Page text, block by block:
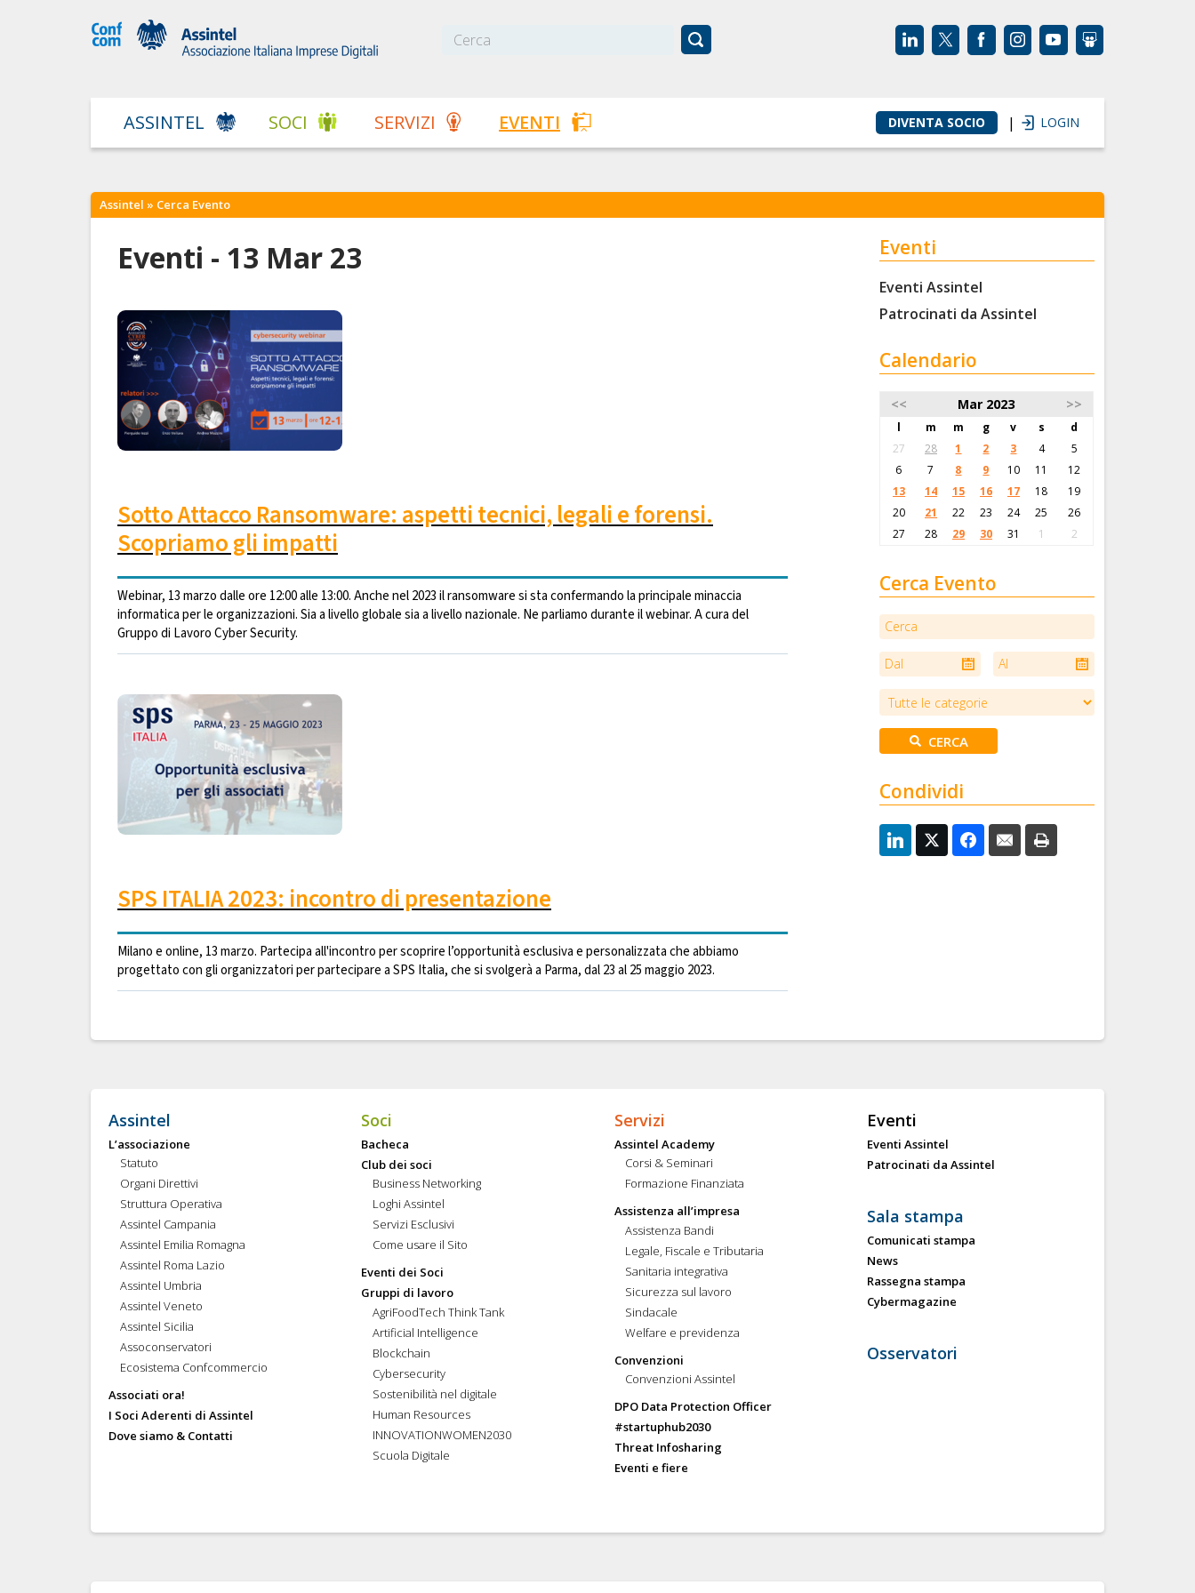
ASSINTEL SOCI SERVIZI EVENTI DIVENTA SOCIO | LOGIN
Assintel » Cerca Evento
Eventi - 13 Mar 23
Sotto Attacco Ransomware: aspetti tecnici, legali e forensi.
Scopriamo gli impatti
Webinar, 13 marzo dalle ore 12:00 alle 13:00. Anche nel 2023 il ransomware si sta confermando la principale minaccia
informatica per le organizzazioni. Sia a livello globale sia a livello nazionale. Ne parliamo durante il webinar. A cura del
Gruppo di Lavoro Cyber Security.
SPS ITALIA 2023: incontro di presentazione
Milano e online, 13 marzo. Partecipa all'incontro per scoprire l’opportunità esclusiva e personalizzata che abbiamo
progettato con gli organizzatori per partecipare a SPS Italia, che si svolgerà a Parma, dal 23 al 25 maggio 2023.
Eventi
Eventi Assintel
Patrocinati da Assintel
Calendario
<< Mar 2023 >>
l m m g v s
d
27
28 1 2 3 4
5
6
7 8 9 10 11
12
13
14 15 16 17 18
19
20
21 22 23 24 25
26
27
28 29 30 31 1 2
Cerca Evento
Condividi
Assintel
L’associazione
Statuto
Organi Direttivi
Struttura Operativa
Assintel Campania
Assintel Emilia Romagna
Assintel Roma Lazio
Assintel Umbria
Assintel Veneto
Assintel Sicilia
Assoconservatori
Ecosistema Confcommercio
Associati ora!
I Soci Aderenti di Assintel
Dove siamo & Contatti
Soci
Bacheca
Club dei soci
Business Networking
Loghi Assintel
Servizi Esclusivi
Come usare il Sito
Eventi dei Soci
Gruppi di lavoro
AgriFoodTech Think Tank
Artificial Intelligence
Blockchain
Cybersecurity
Sostenibilità nel digitale
Human Resources
INNOVATIONWOMEN2030
Scuola Digitale
Servizi
Assintel Academy
Corsi & Seminari
Formazione Finanziata
Assistenza all’impresa
Assistenza Bandi
Legale, Fiscale e Tributaria
Sanitaria integrativa
Sicurezza sul lavoro
Sindacale
Welfare e previdenza
Convenzioni
Convenzioni Assintel
DPO Data Protection Officer
#startuphub2030
Threat Infosharing
Eventi e fiere
Eventi
Eventi Assintel
Patrocinati da Assintel
Sala stampa
Comunicati stampa
News
Rassegna stampa
Cybermagazine
Osservatori